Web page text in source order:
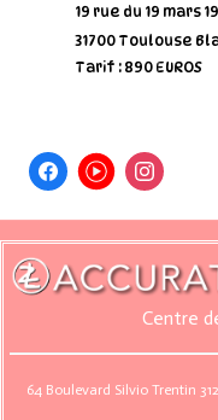
19 rue du 19 mars
31700 Toulouse
Tarif : 890 EUROS
Centre
64 Boulevard Silvio Trentin